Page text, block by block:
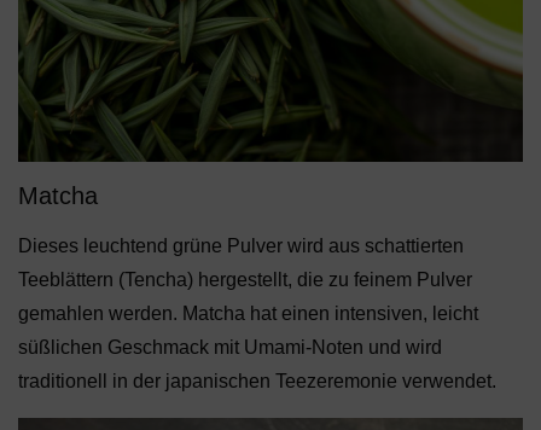
Matcha
Dieses leuchtend grüne Pulver wird aus schattierten
Teeblättern (Tencha) hergestellt, die zu feinem Pulver
gemahlen werden. Matcha hat einen intensiven, leicht
süßlichen Geschmack mit Umami-Noten und wird
traditionell in der japanischen Teezeremonie verwendet.